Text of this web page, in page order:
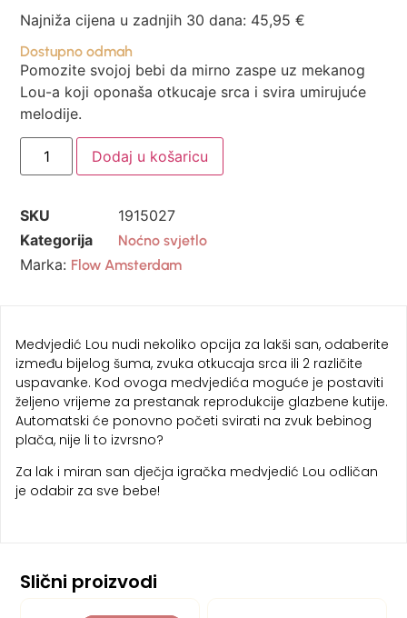
Najniža cijena u zadnjih 30 dana: 45,95€
Dostupno odmah
Pomozite svojoj bebi da mirno zaspe uz mekanog
Lou-a koji oponaša otkucaje srca i svira umirujuće
melodije.
Dodaj u košaricu
SKU
1915027
Kategorija
Noćno svjetlo
Marka: Flow Amsterdam
Medvjedić Lou nudi nekoliko opcija za lakši san, odaberite
između bijelog šuma, zvuka otkucaja srca ili 2 različite
uspavanke. Kod ovoga medvjedića moguće je postaviti
željeno vrijeme za prestanak reprodukcije glazbene kutije.
Automatski će ponovno početi svirati na zvuk bebinog
plača, nije li to izvrsno?
Za lak i miran san dječja igračka medvjedić Lou odličan
je odabir za sve bebe!
Slični proizvodi